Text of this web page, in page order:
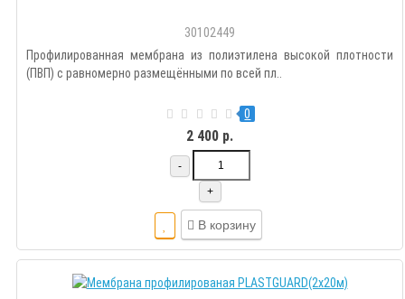
30102449
Профилированная мембрана из полиэтилена высокой плотности
(ПВП) с равномерно размещёнными по всей пл..
0
2 400 р.
-
+
В корзину